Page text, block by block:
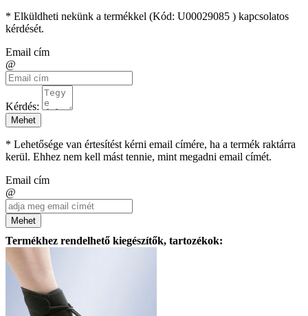
* Elküldheti nekünk a termékkel (Kód: U00029085 ) kapcsolatos
kérdését.
Email cím
@
Kérdés:
Mehet
* Lehetősége van értesítést kérni email címére, ha a termék raktárra
kerül. Ehhez nem kell mást tennie, mint megadni email címét.
Email cím
@
Mehet
Termékhez rendelhető kiegészítők, tartozékok: